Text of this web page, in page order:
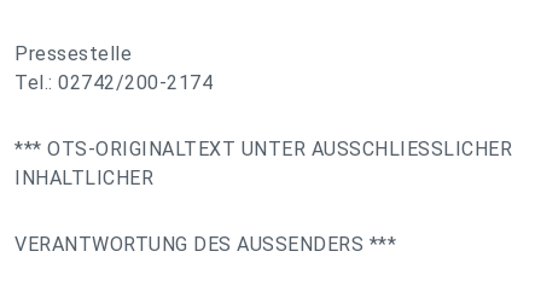
Pressestelle
Tel.: 02742/200-2174
*** OTS-ORIGINALTEXT UNTER AUSSCHLIESSLICHER
INHALTLICHER
VERANTWORTUNG DES AUSSENDERS ***